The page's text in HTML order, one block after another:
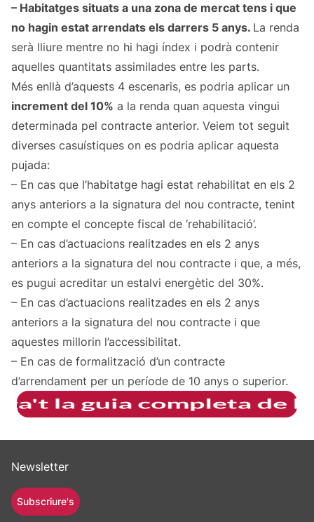
– Habitatges situats a una zona de mercat tens i que
no hagin estat arrendats els darrers 5 anys. La renda
serà lliure mentre no hi hagi índex i podrà contenir
aquelles quantitats assimilades entre les parts.
Més enllà d’aquests 4 escenaris, es podria aplicar un
increment del 10% a la renda quan aquesta vingui
determinada pel contracte anterior. Veiem tot seguit
diverses casuístiques on es podria aplicar aquesta
pujada:
– En cas que l’habitatge hagi estat rehabilitat en els 2
anys anteriors a la signatura del nou contracte, tenint
en compte el concepte fiscal de ‘rehabilitació’.
– En cas d’actuacions realitzades en els 2 anys
anteriors a la signatura del nou contracte i que, a més,
es pugui acreditar un estalvi energètic del 30%.
– En cas d’actuacions realitzades en els 2 anys
anteriors a la signatura del nou contracte i que
aquestes millorin l’accessibilitat.
– En cas de formalització d’un contracte
d’arrendament per un període de 10 anys o superior.
Newsletter
Subscriure's